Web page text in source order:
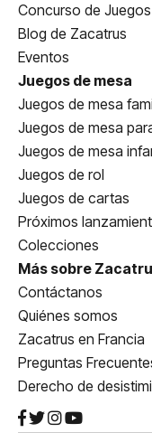
Concurso de Juegos
Blog de Zacatrus
Eventos
Juegos de mesa
Juegos de mesa
Juegos de mesa
Juegos de mesa
Juegos de rol
Juegos de cartas
Próximos
Colecciones
Más sobre
Contáctanos
Quiénes somos
Zacatrus en Francia
Preguntas
Derecho de